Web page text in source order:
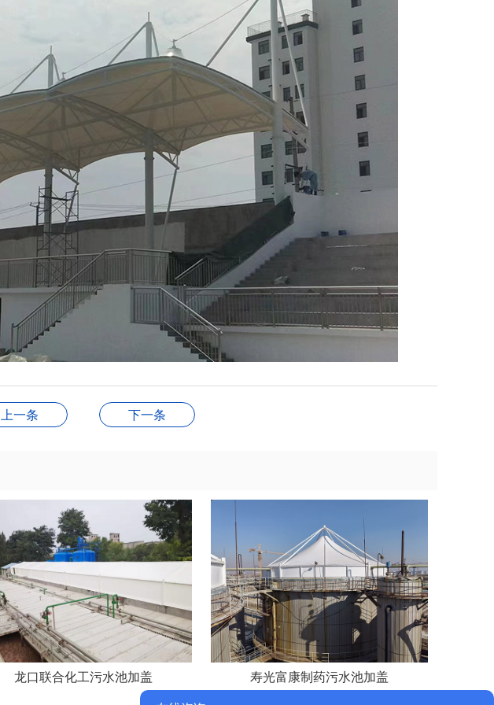
上一条 下一条
龙口联合化工污水池加盖 寿光富康制药污水池加盖